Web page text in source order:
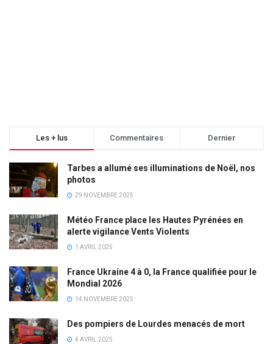
Les + lus Commentaires Dernier
Tarbes a allumé ses illuminations de Noël, nos
photos
29 NOVEMBRE 2025
Météo France place les Hautes Pyrénées en
alerte vigilance Vents Violents
1 AVRIL 2025
France Ukraine 4 à 0, la France qualifiée pour le
Mondial 2026
14 NOVEMBRE 2025
Des pompiers de Lourdes menacés de mort
4 AVRIL 2025